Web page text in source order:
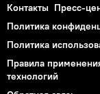
Контакты Пресс-
Политика
Политика
Правила
технологий